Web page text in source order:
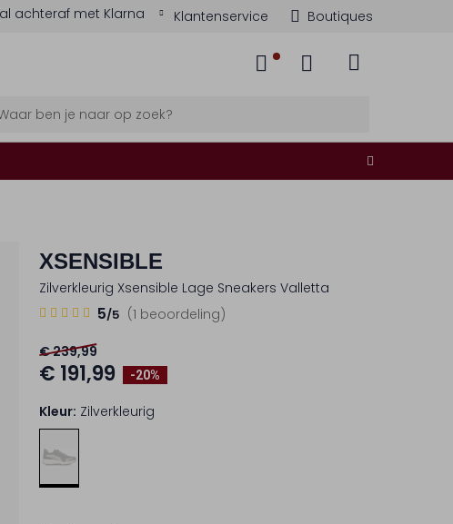
achteraf met Klarna Klantenservice Boutiques
XSENSIBLE
Zilverkleurig Xsensible Lage Sneakers Valletta
(1 beoordeling)
5/5
1
5
Sterren
-20%
€ 239,99
€ 191,99
Kleur: Zilverkleurig